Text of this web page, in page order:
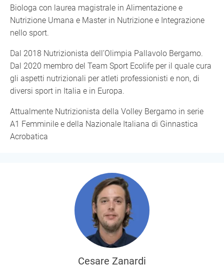
Biologa con laurea magistrale in Alimentazione e
Nutrizione Umana e Master in Nutrizione e Integrazione
nello sport.
Dal 2018 Nutrizionista dell’Olimpia Pallavolo Bergamo.
Dal 2020 membro del Team Sport Ecolife per il quale cura
gli aspetti nutrizionali per atleti professionisti e non, di
diversi sport in Italia e in Europa.
Attualmente Nutrizionista della Volley Bergamo in serie
A1 Femminile e della Nazionale Italiana di Ginnastica
Acrobatica
Cesare Zanardi